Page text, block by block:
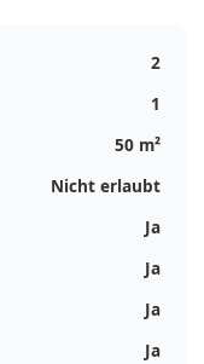
2
1
50 m²
Nicht erlaubt
Ja
Ja
Ja
Ja